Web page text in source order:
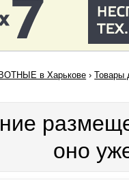
в Харькове ›Товары
оно